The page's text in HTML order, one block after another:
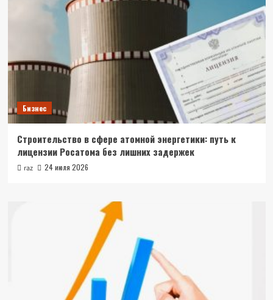
Бизнес
Строительство в сфере атомной энергетики: путь к
лицензии Росатома без лишних задержек
raz 24 июля 2026